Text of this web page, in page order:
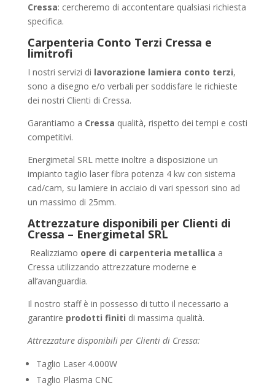
Cressa: cercheremo di accontentare qualsiasi richiesta
specifica.
Carpenteria Conto Terzi Cressa e
limitrofi
I nostri servizi di lavorazione lamiera conto terzi,
sono a disegno e/o verbali per soddisfare le richieste
dei nostri Clienti di Cressa.
Garantiamo a Cressa qualità, rispetto dei tempi e costi
competitivi.
Energimetal SRL mette inoltre a disposizione un
impianto taglio laser fibra potenza 4 kw con sistema
cad/cam, su lamiere in acciaio di vari spessori sino ad
un massimo di 25mm.
Attrezzature disponibili per Clienti di
Cressa – Energimetal SRL
Realizziamo opere di carpenteria metallica a
Cressa utilizzando attrezzature moderne e
all’avanguardia.
Il nostro staff è in possesso di tutto il necessario a
garantire prodotti finiti di massima qualità.
Attrezzature disponibili per Clienti di Cressa:
Taglio Laser 4.000W
Taglio Plasma CNC